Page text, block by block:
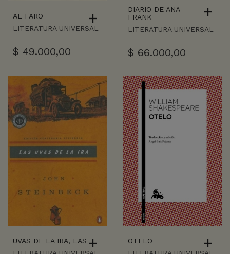
AL FARO
LITERATURA UNIVERSAL
$ 49.000,00
DIARIO DE ANA
FRANK
LITERATURA UNIVERSAL
$ 66.000,00
UVAS DE LA IRA, LAS
OTELO